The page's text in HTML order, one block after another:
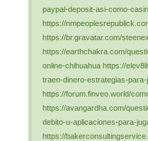
paypal-deposit-asi-como-
https://
https://br.gravatar.com/
https://earthchakra.com/
online-chihuahua https://
traen-dinero-estrategias-
https://forum.finveo.world/
https://avangardha.com/
debito-u-aplicaciones-para-
https://